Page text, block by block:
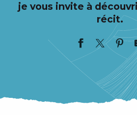
je vous invite à
récit.